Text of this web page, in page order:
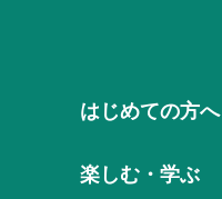
はじめての方へ
楽しむ・学ぶ